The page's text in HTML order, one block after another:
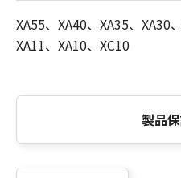
XA55、XA40、XA35、XA30
XA11、XA10、XC10
製品